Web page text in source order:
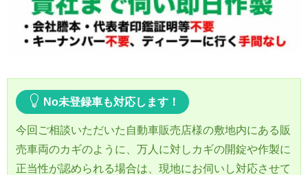
No未登録車も対応します！
今回ご相談いただいた自動車販売店様の敷地内にある販
売車両のカギのように、万人に対しカギの開錠や作製に
正当性が認められる場合は、現地にお伺いし対応させて